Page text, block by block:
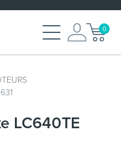
0
LC640TE